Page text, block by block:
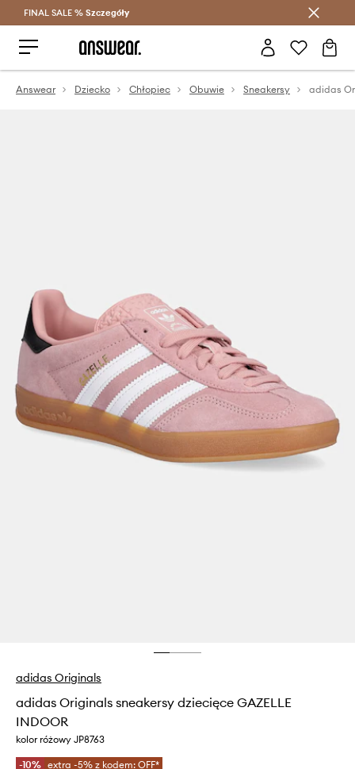
Oszczędzaj z Answear Club >
FINAL SALE % Szczegóły
Answear Dziecko Chłopiec Obuwie Sneakersy
adidas Originals
adidas Originals sneakersy dziecięce GAZELLE
INDOOR
kolor różowy JP8763
-10% extra -5% z kodem: OFF*